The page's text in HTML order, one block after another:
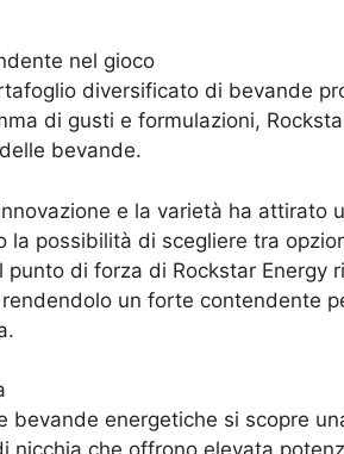
nel gioco
diversificato di bevande
di gusti e formulazioni,
bevande.
e la varietà ha attirato
la possibilità di scegliere tra
di forza di Rockstar Energy
un forte contendente
bevande energetiche si scopre